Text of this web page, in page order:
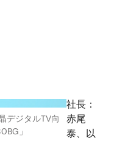
デジタルTV向
」
社長：
赤尾
泰、以